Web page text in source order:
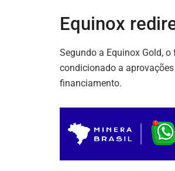
Equinox
Segundo a Equinox Gold,
condicionado a aprovações
financiamento.